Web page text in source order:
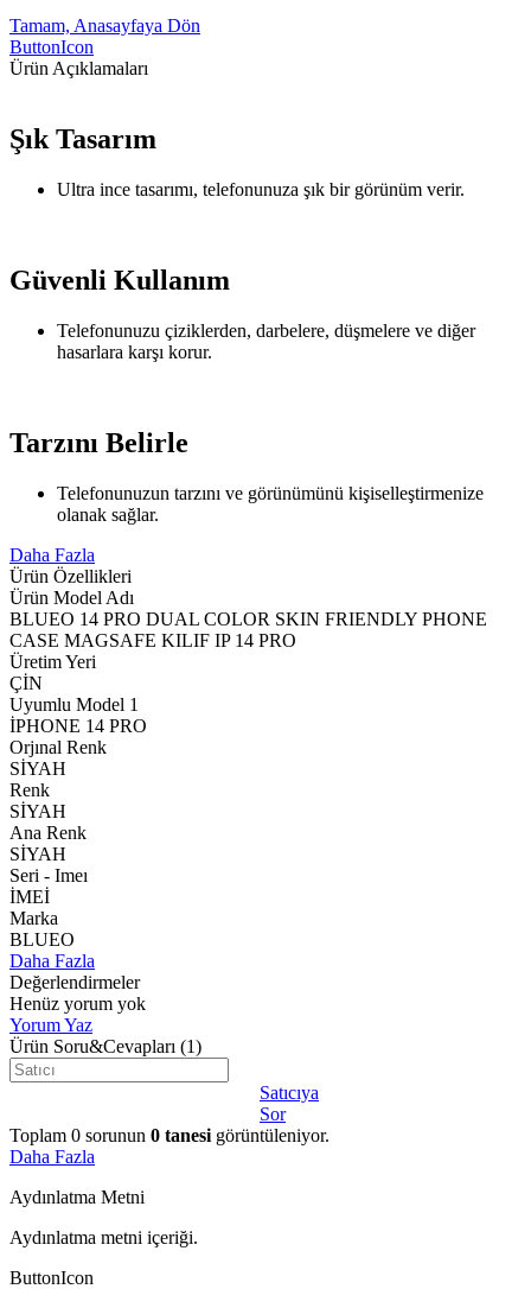
Tamam, Anasayfaya Dön
ButtonIcon
Ürün Açıklamaları
Şık Tasarım
Ultra ince tasarımı, telefonunuza şık bir görünüm verir.
Güvenli Kullanım
Telefonunuzu çiziklerden, darbelere, düşmelere ve diğer
hasarlara karşı korur.
Tarzını Belirle
Telefonunuzun tarzını ve görünümünü kişiselleştirmenize
olanak sağlar.
Daha Fazla
Ürün Özellikleri
Ürün Model Adı
BLUEO 14 PRO DUAL COLOR SKIN FRIENDLY PHONE
CASE MAGSAFE KILIF IP 14 PRO
Üretim Yeri
ÇİN
Uyumlu Model 1
İPHONE 14 PRO
Orjınal Renk
SİYAH
Renk
SİYAH
Ana Renk
SİYAH
Seri - Imeı
İMEİ
Marka
BLUEO
Daha Fazla
Değerlendirmeler
Henüz yorum yok
Yorum Yaz
Ürün Soru&Cevapları (1)
Satıcıya
Sor
Toplam 0 sorunun 0 tanesi görüntüleniyor.
Daha Fazla
Aydınlatma Metni
Aydınlatma metni içeriği.
ButtonIcon